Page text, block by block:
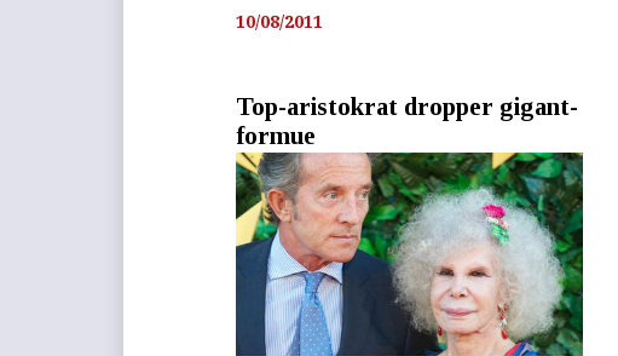
10/08/2011
Top-aristokrat dropper gigant-
formue